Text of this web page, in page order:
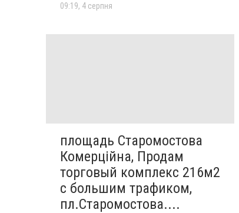
09:19, 4 серпня
площадь Старомостова
Комерційна, Продам
торговый комплекс 216м2
с большим трафиком,
пл.Старомостова....